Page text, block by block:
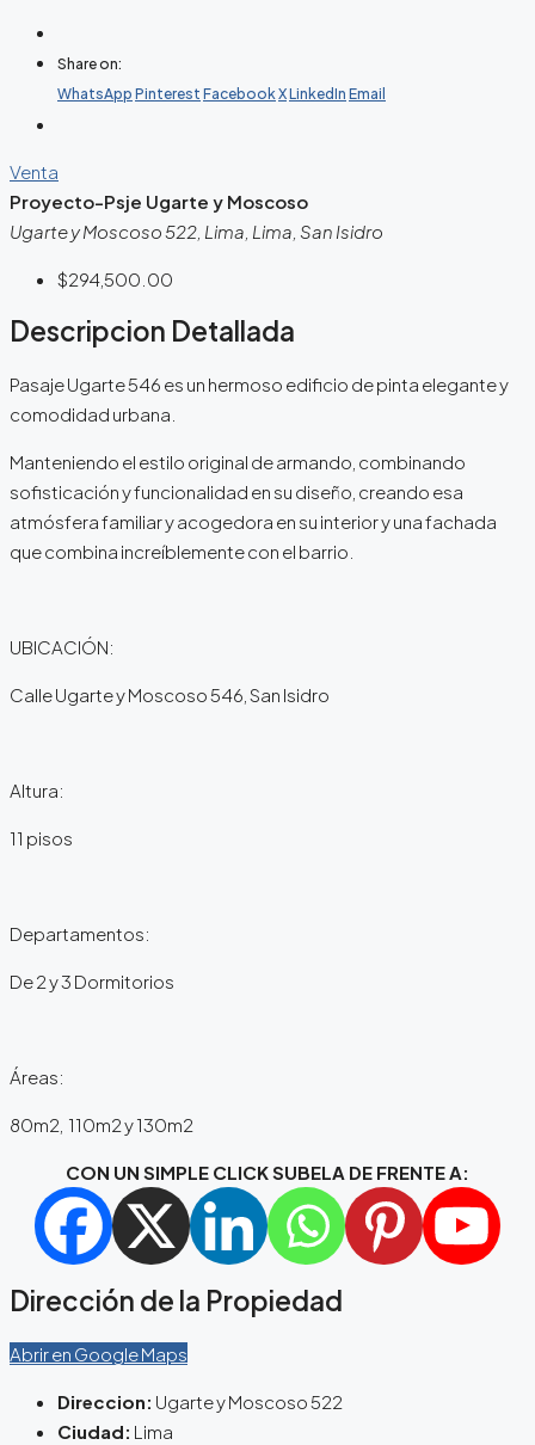
Share on:
WhatsApp Pinterest FacebookXLinkedIn Email
Venta
Proyecto-Psje Ugarte y Moscoso
Ugarte y Moscoso 522, Lima, Lima, San Isidro
$294,500.00
Descripcion Detallada
Pasaje Ugarte 546 es un hermoso edificio de pinta elegante y
comodidad urbana.
Manteniendo el estilo original de armando, combinando
sofisticación y funcionalidad en su diseño, creando esa
atmósfera familiar y acogedora en su interior y una fachada
que combina increíblemente con el barrio.
UBICACIÓN:
Calle Ugarte y Moscoso 546, San Isidro
Altura:
11 pisos
Departamentos:
De 2 y 3 Dormitorios
Áreas:
80m2, 110m2 y 130m2
CON UN SIMPLE CLICK SUBELA DE FRENTE A:
Dirección de la Propiedad
Abrir en Google Maps
Direccion: Ugarte y Moscoso 522
Ciudad: Lima